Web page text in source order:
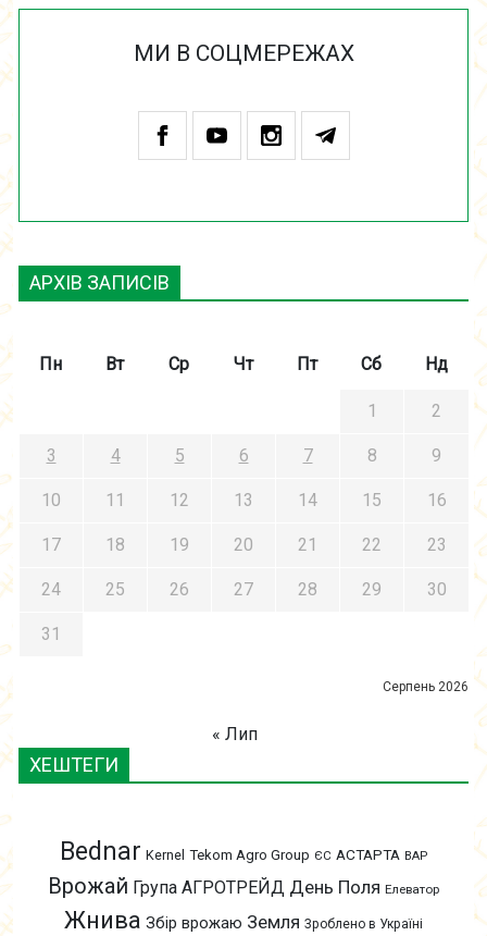
МИ В СОЦМЕРЕЖАХ
АРХІВ ЗАПИСІВ
Серпень 2026
Пн Вт Ср Чт Пт Сб Нд
1 2
3 4 5 6 7 8 9
10 11 12 13 14 15 16
17 18 19 20 21 22 23
24 25 26 27 28 29 30
31
« Лип
ХЕШТЕГИ
Bednar Kernel Tekom Agro Group ЄС АСТАРТА ВАР
Врожай Група АГРОТРЕЙД День Поля Елеватор
Жнива Збір врожаю Земля Зроблено в Україні